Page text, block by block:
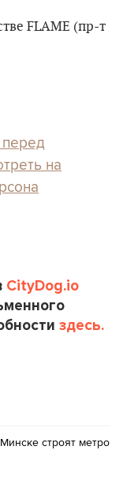
FLAME (пр-т
на
CityDog.io
здесь.
строят метро